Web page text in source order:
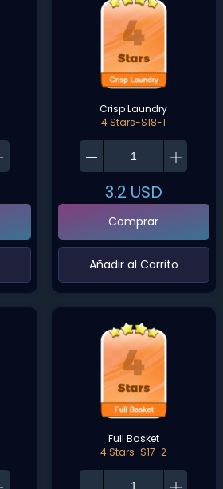
Crisp Laundry
4 Stars-S18-1
3.2 USD
Comprar
‌Añadir al Carrito‌
Full Basket
4 Stars-S17-2